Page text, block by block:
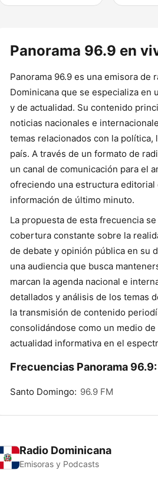
Panorama 96.9 en
Panorama 96.9 es una emisora de
Dominicana que se especializa
y de actualidad. Su contenido
noticias nacionales e
temas relacionados con la
país. A través de un formato de
un canal de comunicación para el
ofreciendo una estructura
información de último minuto.
La propuesta de esta frecuencia
cobertura constante sobre la
de debate y opinión pública en su
una audiencia que busca
marcan la agenda nacional e
detallados y análisis de los temas
la transmisión de contenido
consolidándose como un medio
actualidad informativa en el
Frecuencias Panorama 96.9:
Santo Domingo: 96.9 FM
Radio Dominicana
Emisoras y Podcasts